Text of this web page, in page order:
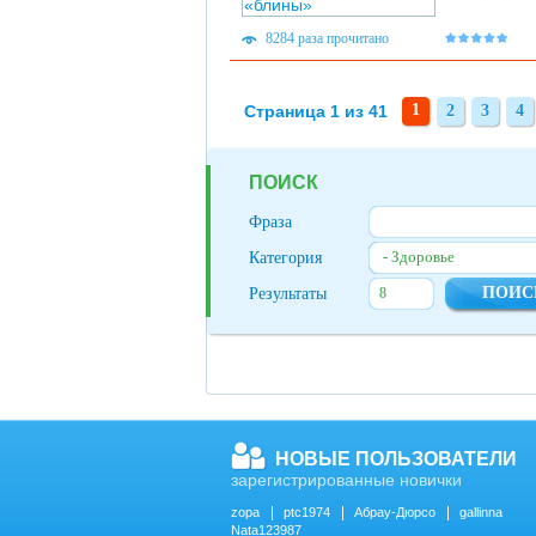
8284 раза прочитано
Страница 1 из 41 1 2
2 3
3 4
4
ПОИСК
Фраза
Категория
- Здоровье
Результаты
НОВЫЕ ПОЛЬЗОВАТЕЛИ
зарегистрированные новички
zopa ptc1974 Абрау-Дюрсо
gallinna
Nata123987